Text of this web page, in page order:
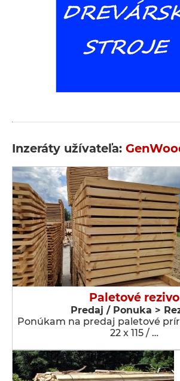
Inzeráty užívateľa:
Paletové rezivo
Predaj / Ponuka >
Ponúkam na predaj paletové
22 x 115 / …